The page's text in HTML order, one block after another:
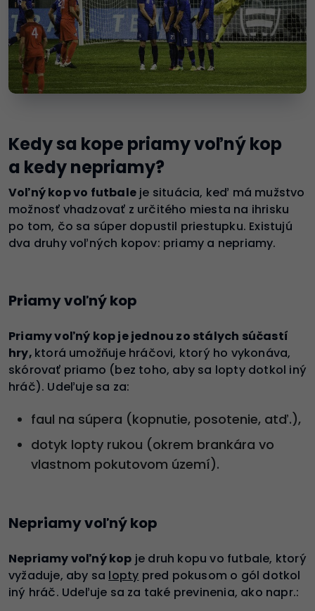
Kedy sa kope priamy voľný kop
a kedy nepriamy?
Voľný kop vo futbale je situácia, keď má mužstvo
možnosť vhadzovať z určitého miesta na ihrisku
po tom, čo sa súper dopustil priestupku. Existujú
dva druhy voľných kopov: priamy a nepriamy.
Priamy voľný kop
Priamy voľný kop je jednou zo stálych súčastí
hry, ktorá umožňuje hráčovi, ktorý ho vykonáva,
skórovať priamo (bez toho, aby sa lopty dotkol iný
hráč). Udeľuje sa za:
faul na súpera (kopnutie, posotenie, atď.),
dotyk lopty rukou (okrem brankára vo
vlastnom pokutovom území).
Nepriamy voľný kop
Nepriamy voľný kop je druh kopu vo futbale, ktorý
vyžaduje, aby sa lopty pred pokusom o gól dotkol
iný hráč. Udeľuje sa za také previnenia, ako napr.: